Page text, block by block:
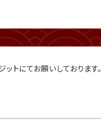
トにてお願いしております。